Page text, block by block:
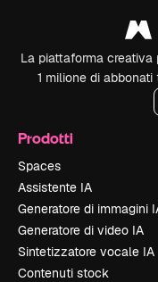
La piattaforma
1 milione di
Prodotti
Spaces
Assistente IA
Generatore di immagini
Generatore di video IA
Sintetizzatore vocale IA
Contenuti stock